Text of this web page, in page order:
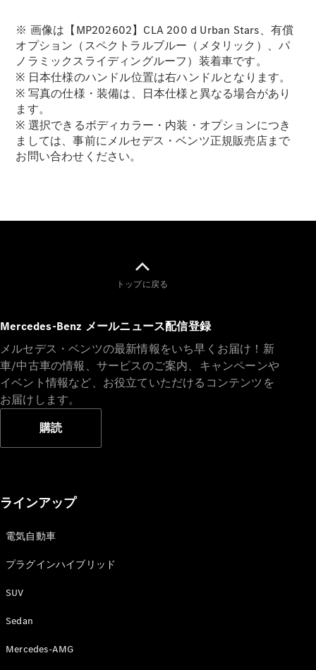
※ 画像は【MP202602】CLA 200 d Urban Stars、有償
オプション（スペクトラルブルー（メタリック）、パ
ノラミックスライディングルーフ）装着車です。
※ 日本仕様のハンドル位置は右ハンドルとなります。
※ 写真の仕様・装備は、日本仕様と異なる場合があり
ます。
※ 選択できるボディカラー・内装・オプションにつき
ましては、事前にメルセデス・ベンツ正規販売店まで
お問い合わせください。
トップに戻る
Mercedes-Benz メールニュース配信登録
メルセデス・ベンツの最新情報をいち早くお届け！新
車/中古車の情報、サービスのご案内、キャンペーンや
イベント情報など、お役立ていただけるコンテンツを
お届けします。
購読
ラインアップ
電気自動車
プラグインハイブリッド
SUV
Sedan
Mercedes-AMG